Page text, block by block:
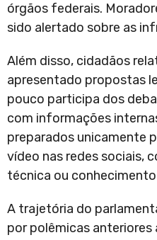
órgãos federais.
sido alertado sobre as
Além disso, cidadãos
apresentado propostas
pouco participa dos
com informações
preparados unicamente
vídeo nas redes sociais,
técnica ou
A trajetória do
por polêmicas anteriores